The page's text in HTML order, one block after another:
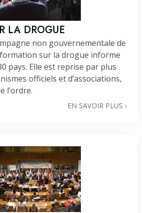
LA DROGUE
non gouvernementale de
sur la drogue informe
pays. Elle est reprise par plus
officiels et d’associations,
l’ordre.
EN SAVOIR PLUS